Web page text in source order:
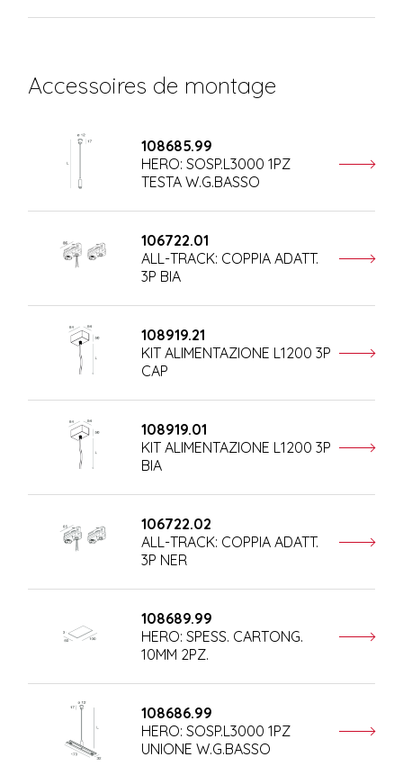
Accessoires de montage
108685.99
HERO: SOSP.L3000 1PZ
TESTA W.G.BASSO
106722.01
ALL-TRACK: COPPIA ADATT.
3P BIA
108919.21
KIT ALIMENTAZIONE L1200 3P
CAP
108919.01
KIT ALIMENTAZIONE L1200 3P
BIA
106722.02
ALL-TRACK: COPPIA ADATT.
3P NER
108689.99
HERO: SPESS. CARTONG.
10MM 2PZ.
108686.99
HERO: SOSP.L3000 1PZ
UNIONE W.G.BASSO